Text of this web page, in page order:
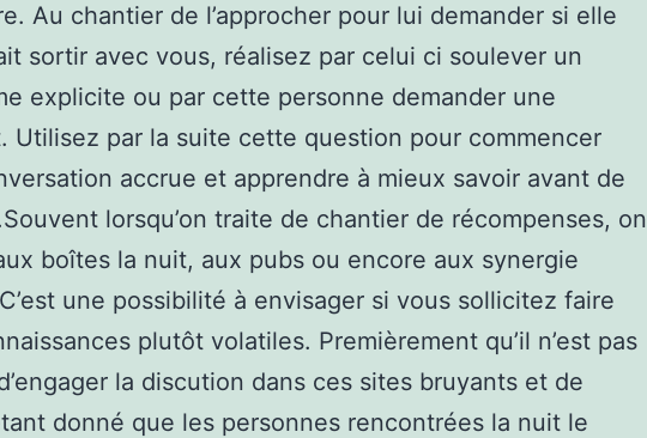
Au chantier de l’approcher pour lui demander si elle
sortir avec vous, réalisez par celui ci soulever un
explicite ou par cette personne demander une
Utilisez par la suite cette question pour commencer
accrue et apprendre à mieux savoir avant de
lorsqu’on traite de chantier de récompenses, on
boîtes la nuit, aux pubs ou encore aux synergie
une possibilité à envisager si vous sollicitez faire
plutôt volatiles. Premièrement qu’il n’est pas
la discution dans ces sites bruyants et de
donné que les personnes rencontrées la nuit le